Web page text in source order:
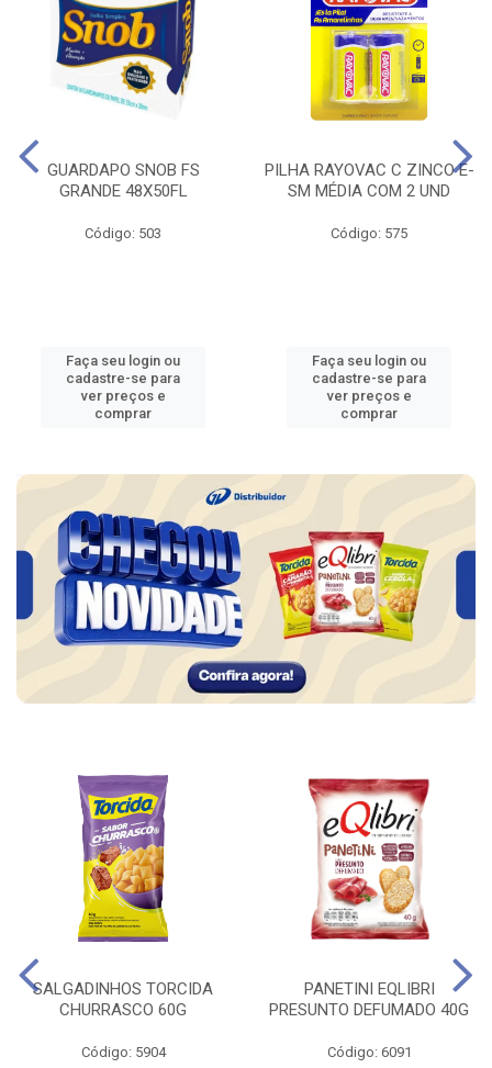
GUARDAPO SNOB FS
GRANDE 48X50FL
Código: 503
Faça seu login ou
cadastre-se para
ver preços e
comprar
PILHA RAYOVAC C ZINCO E-
SM MÉDIA COM 2 UND
Código: 575
Faça seu login ou
cadastre-se para
ver preços e
comprar
SALGADINHOS TORCIDA
CHURRASCO 60G
Código: 5904
PANETINI EQLIBRI
PRESUNTO DEFUMADO 40G
Código: 6091